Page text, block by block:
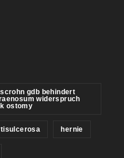
gdb behindert
widerspruch
ostomy
hernie